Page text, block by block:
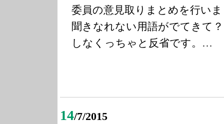
委員の意見取りまとめを行い
聞きなれない用語がでてきて
しなくっちゃと反省です。…
14/7/2015